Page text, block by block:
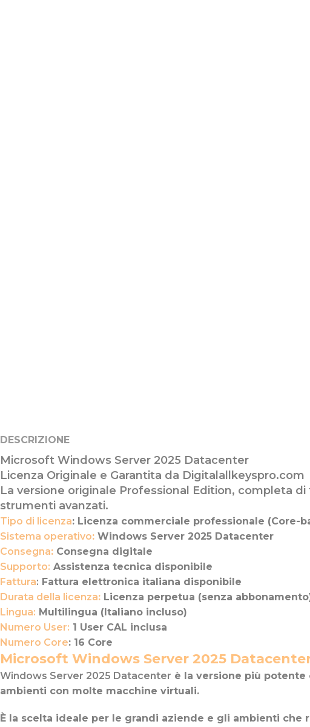
DESCRIZIONE
Microsoft Windows Server 2025 Datacenter
Licenza Originale e Garantita da Digitalallkeyspro.com
La versione originale Professional Edition, completa
strumenti avanzati.
Tipo di licenza: Licenza commerciale professionale (Core-
Sistema operativo: Windows Server 2025 Datacenter
Consegna: Consegna digitale
Supporto: Assistenza tecnica disponibile
Fattura: Fattura elettronica italiana disponibile
Durata della licenza: Licenza perpetua (senza
Lingua: Multilingua (Italiano incluso)
Numero User: 1 User CAL inclusa
Numero Core: 16 Core
Microsoft Windows Server 2025
Windows Server 2025 Datacenter è la versione più
ambienti con molte macchine virtuali.
È la scelta ideale per le grandi aziende e gli ambienti